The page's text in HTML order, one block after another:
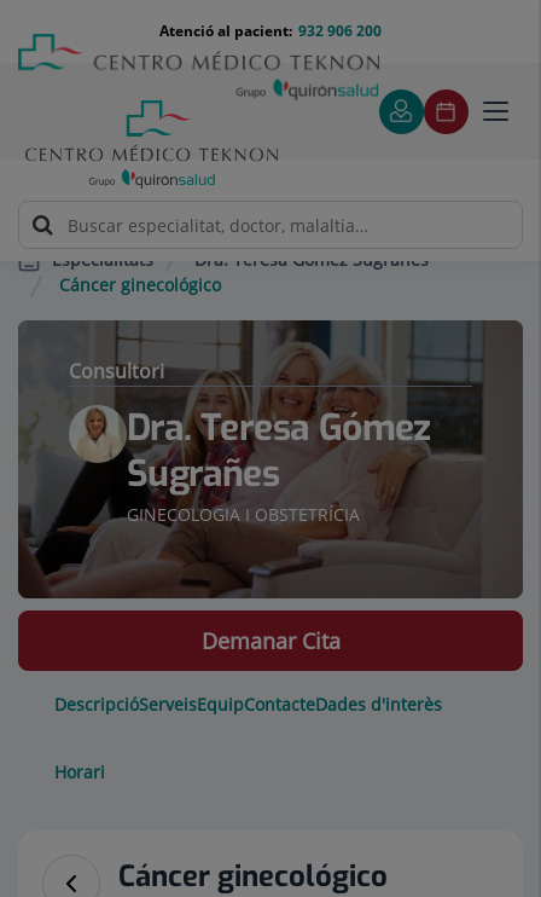
contingut
Menú
teléfono
cabecera
932 906 200
Atenció al pacient:
Especialitats
Dra. Teresa Gómez Sugrañes
Cáncer ginecológico
Consultori
Dra. Teresa Gómez
Sugrañes
GINECOLOGIA I OBSTETRÍCIA
DescripcióServeisEquipContacteDades d'interès
Horari
Demanar Cita
Cáncer ginecológico